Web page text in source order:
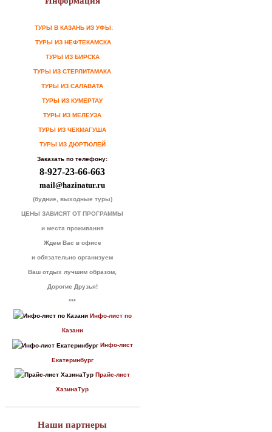
ТУРЫ В КАЗАНЬ ИЗ УФЫ:
ТУРЫ ИЗ НЕФТЕКАМСКА
ТУРЫ ИЗ БИРСКА
ТУРЫ ИЗ СТЕРЛИТАМАКА
ТУРЫ ИЗ САЛАВАТА
ТУРЫ ИЗ КУМЕРТАУ
ТУРЫ ИЗ МЕЛЕУЗА
ТУРЫ ИЗ ЧЕКМАГУША
ТУРЫ ИЗ ДЮРТЮЛЕЙ
Заказать по телефону:
8-927-23-66-663
mail@hazinatur.ru
(будние, выходные туры)
ЦЕНЫ ЗАВИСЯТ ОТ ПРОГРАММЫ
и места проживания
Ждем Вас в офисе
и обязательно организуем
Ваш отдых лучшим образом,
Дорогие Друзья!
***
Инфо-лист по
Казани
Инфо-лист
Екатеринбург
Прайс-лист
ХазинаТур
Наши партнеры